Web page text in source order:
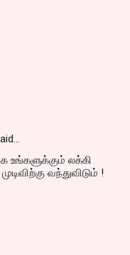
உங்களுக்கும் லக்கி
வந்துவிடும் !